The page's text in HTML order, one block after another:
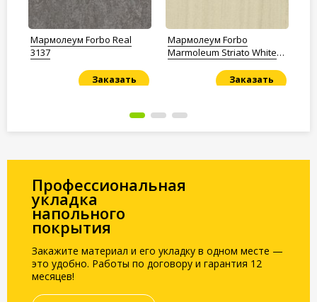
Мармолеум Forbo Real
3137
Заказать
Мармолеум Forbo
Marmoleum Striato White
Заказать
Профессиональная
укладка
напольного
покрытия
Закажите материал и его укладку в одном месте —
это удобно. Работы по договору и гарантия 12
месяцев!